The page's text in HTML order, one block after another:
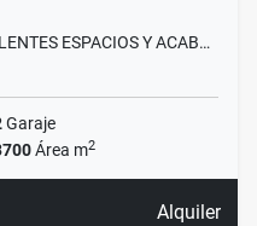
ESPACIOS Y ACAB…
Garaje
Área m2
Alquiler